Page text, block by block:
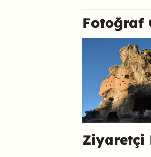
Fotoğraf
Ziyaretçi